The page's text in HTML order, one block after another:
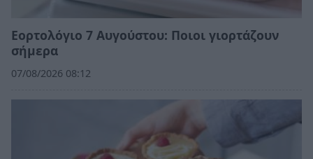
Εορτολόγιο 7 Αυγούστου: Ποιοι γιορτάζουν
σήμερα
07/08/2026 08:12